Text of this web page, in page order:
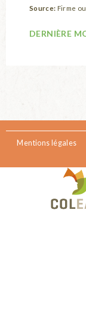
Source: Firme
DERNIÈRE
Mentions légales